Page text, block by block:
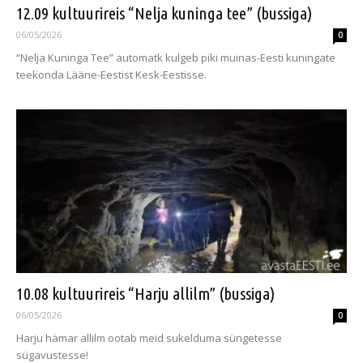
12.09 kultuurireis “Nelja kuninga tee” (bussiga)
06/05/2026 0
“Nelja Kuninga Tee” automatk kulgeb piki muinas-Eesti kuningate
teekonda Lääne-Eestist Kesk-Eestisse.
10.08 kultuurireis “Harju allilm” (bussiga)
06/05/2026 0
Harju hämar allilm ootab meid sukelduma süngetesse
sügavustesse!